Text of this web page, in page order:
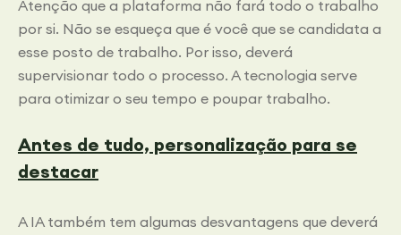
Atenção que a plataforma não fará todo o trabalho
por si. Não se esqueça que é você que se candidata a
esse posto de trabalho. Por isso, deverá
supervisionar todo o processo. A tecnologia serve
para otimizar o seu tempo e poupar trabalho.
Antes de tudo, personalização para se
destacar
A IA também tem algumas desvantagens que deverá